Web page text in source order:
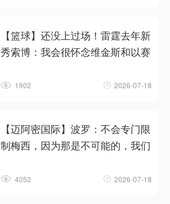
【篮球】还没上过场！雷霆去年新
秀索博：我会很怀念维金斯和以赛
1902 2026-07-18
【迈阿密国际】波罗：不会专门限
制梅西，因为那是不可能的，我们
4052 2026-07-18